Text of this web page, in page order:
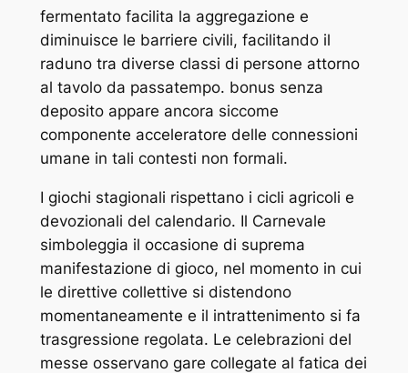
fermentato facilita la aggregazione e
diminuisce le barriere civili, facilitando il
raduno tra diverse classi di persone attorno
al tavolo da passatempo. bonus senza
deposito appare ancora siccome
componente acceleratore delle connessioni
umane in tali contesti non formali.
I giochi stagionali rispettano i cicli agricoli e
devozionali del calendario. Il Carnevale
simboleggia il occasione di suprema
manifestazione di gioco, nel momento in cui
le direttive collettive si distendono
momentaneamente e il intrattenimento si fa
trasgressione regolata. Le celebrazioni del
messe osservano gare collegate al fatica dei